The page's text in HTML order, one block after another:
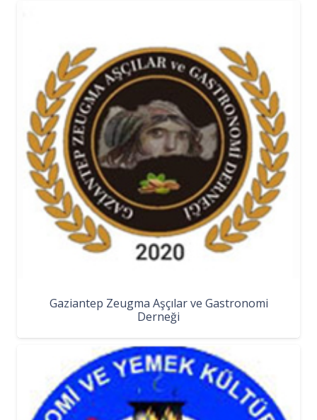
Gaziantep Zeugma Aşçılar ve Gastronomi
Derneği